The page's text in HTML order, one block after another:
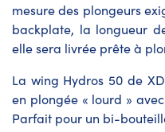
mesure des plongeurs
backplate, la longueur
elle sera livrée prête à
La wing Hydros 50 de
en plongée « lourd »
Parfait pour un bi-